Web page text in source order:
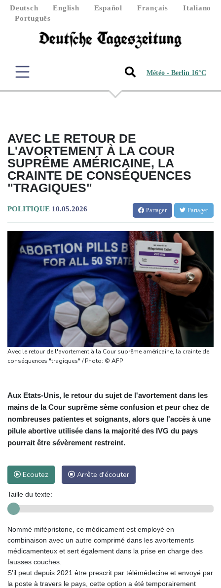
Deutsch English Español Français
Italiano
Português
Météo - Berlin 16°C
AVEC LE RETOUR DE
L'AVORTEMENT À LA COUR
SUPRÊME AMÉRICAINE, LA
CRAINTE DE CONSÉQUENCES
"TRAGIQUES"
POLITIQUE 10.05.2026 Partager Partager
Avec le retour de l'avortement à la Cour suprême américaine, la crainte de
conséquences "tragiques" / Photo: © AFP
Aux Etats-Unis, le retour du sujet de l'avortement dans les
mains de la Cour suprême sème confusion et peur chez de
nombreuses patientes et soignants, alors que l'accès à une
pilule abortive utilisée dans la majorité des IVG du pays
pourrait être sévèrement restreint.
Ecoutez Arrête d'écouter
Taille du texte:
Nommé mifépristone, ce médicament est employé en
combinaison avec un autre comprimé dans les avortements
médicamenteux et sert également dans la prise en charge des
fausses couches.
S'il peut depuis 2021 être prescrit par télémédecine et envoyé par
la poste à travers le pays, cette option a été temporairement